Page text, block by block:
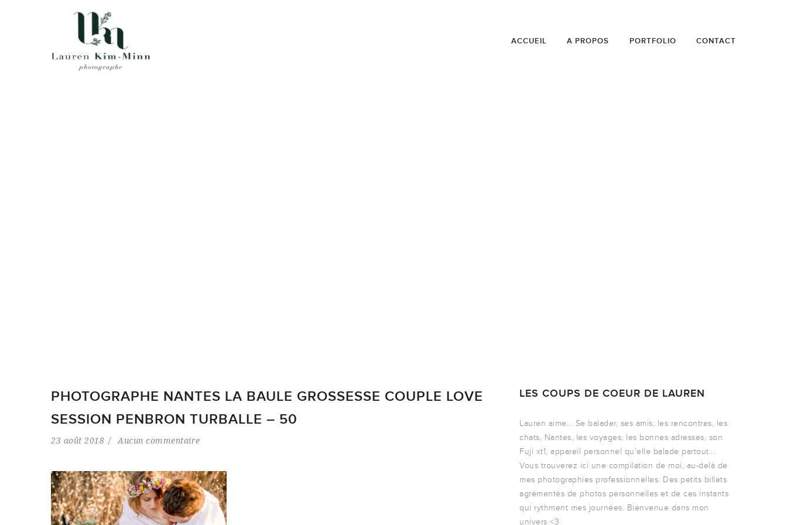
ACCUEIL A PROPOS PORTFOLIO CONTACT
PHOTOGRAPHE NANTES LA BAULE GROSSESSE COUPLE LOVE
SESSION PENBRON TURBALLE – 50
23 août 2018 Aucun commentaire
LES COUPS DE COEUR DE LAUREN
Lauren aime... Se balader, ses amis, les rencontres, les
chats, Nantes, les voyages, les bonnes adresses, son
Fuji xt1, appareil personnel qu'elle balade partout...
Vous trouverez ici une compilation de moi, au-delà de
mes photographies professionnelles. Des petits billets
agrémentés de photos personnelles et de ces instants
qui rythment mes journées. Bienvenue dans mon
univers <3